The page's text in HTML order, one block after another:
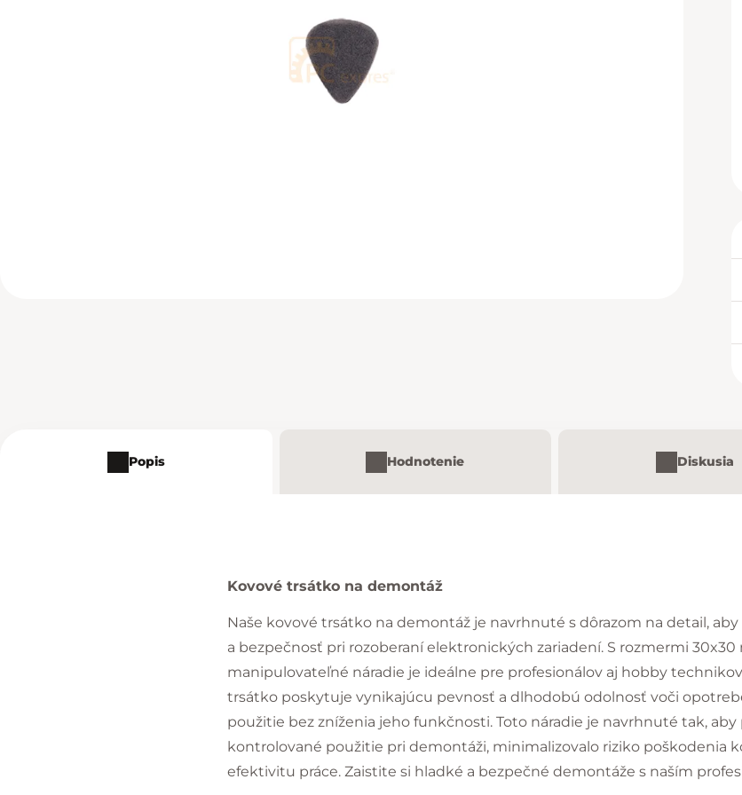
Popis Hodnotenie Diskusia
Kovové trsátko na demontáž
Naše kovové trsátko na demontáž je navrhnuté s dôrazom na detail,
a bezpečnosť pri rozoberaní elektronických zariadení. S rozmermi
manipulovateľné náradie je ideálne pre profesionálov aj hobby
trsátko poskytuje vynikajúcu pevnosť a dlhodobú odolnosť voči
použitie bez zníženia jeho funkčnosti. Toto náradie je navrhnuté tak,
kontrolované použitie pri demontáži, minimalizovalo riziko poškodenia
efektivitu práce. Zaistite si hladké a bezpečné demontáže s naším